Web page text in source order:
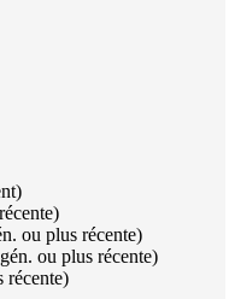
ou plus récente)
ou plus récente)
récente)